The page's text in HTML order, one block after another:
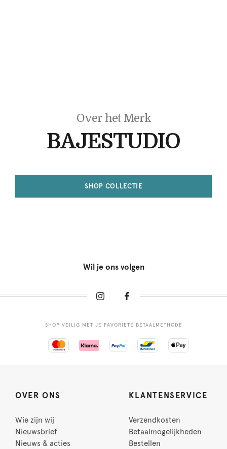
Over het Merk
BAJESTUDIO
SHOP COLLECTIE
Wil je ons volgen
SHOP VEILIG MET JE FAVORIETE BETAALMETHODE
OVER ONS
Wie zijn wij
Nieuwsbrief
Nieuws & acties
KLANTENSERVICE
Verzendkosten
Betaalmogelijkheden
Bestellen